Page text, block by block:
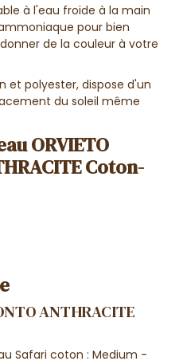
à l'eau froide à la main
pour bien
de la couleur à votre
et polyester, dispose d'un
du soleil même
ORVIETO
Coton-
ANTHRACITE
Safari coton : Medium -